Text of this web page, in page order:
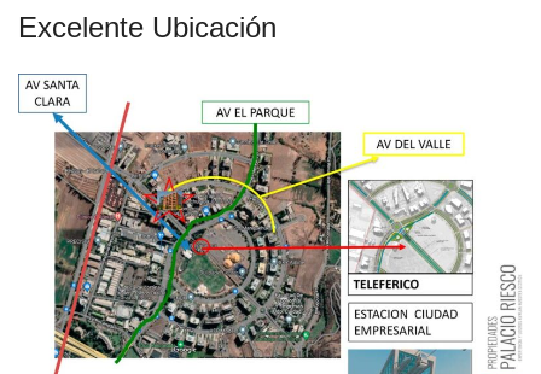
Excelente Ubicación